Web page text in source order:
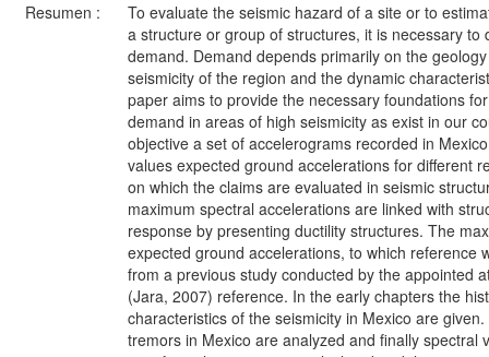
Resumen :
To evaluate the seismic hazard of a site or to
a structure or group of structures, it is necessary to
demand. Demand depends primarily on the
seismicity of the region and the dynamic
paper aims to provide the necessary foundations
demand in areas of high seismicity as exist in our
objective a set of accelerograms recorded in
values expected ground accelerations for different
on which the claims are evaluated in seismic
maximum spectral accelerations are linked with
response by presenting ductility structures. The
expected ground accelerations, to which reference
from a previous study conducted by the appointed
(Jara, 2007) reference. In the early chapters the
characteristics of the seismicity in Mexico are
tremors in Mexico are analyzed and finally spectral